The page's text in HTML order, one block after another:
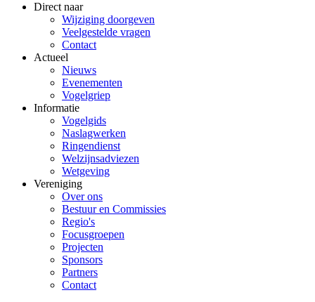
Direct naar
Wijziging doorgeven
Veelgestelde vragen
Contact
Actueel
Nieuws
Evenementen
Vogelgriep
Informatie
Vogelgids
Naslagwerken
Ringendienst
Welzijnsadviezen
Wetgeving
Vereniging
Over ons
Bestuur en Commissies
Regio's
Focusgroepen
Projecten
Sponsors
Partners
Contact